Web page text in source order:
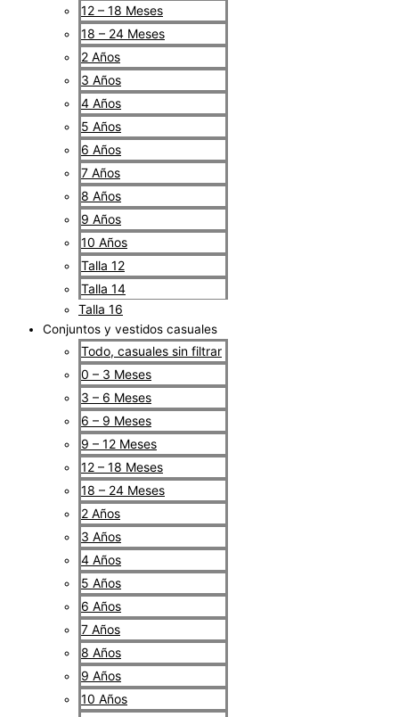
12 – 18 Meses
18 – 24 Meses
2 Años
3 Años
4 Años
5 Años
6 Años
7 Años
8 Años
9 Años
10 Años
Talla 12
Talla 14
Talla 16
Conjuntos y vestidos casuales
Todo, casuales sin filtrar
0 – 3 Meses
3 – 6 Meses
6 – 9 Meses
9 – 12 Meses
12 – 18 Meses
18 – 24 Meses
2 Años
3 Años
4 Años
5 Años
6 Años
7 Años
8 Años
9 Años
10 Años